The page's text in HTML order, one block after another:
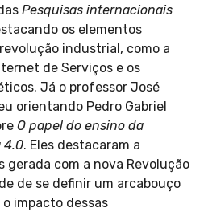
Pesquisas internacionais
os elementos
industrial, como a
de Serviços e os
Já o professor José
orientando Pedro Gabriel
O papel do ensino da
4.0. Eles destacaram a
gerada com a nova Revolução
de se definir um arcabouço
impacto dessas